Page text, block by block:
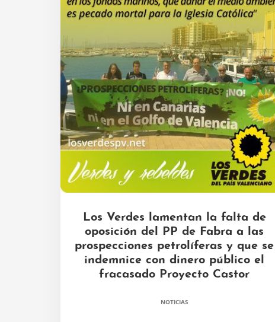
Los Verdes lamentan la falta de
oposición del PP de Fabra a las
prospecciones petrolíferas y que se
indemnice con dinero público el
fracasado Proyecto Castor
NOTICIAS